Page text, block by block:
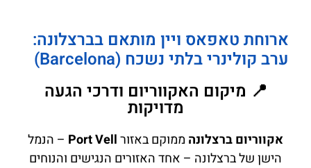
ארוחת טאפאס ויין מותאם בברצלונה:
ערב קולינרי בלתי נשכח (Barcelona)
📍 מיקום האקווריום ודרכי הגעה
מדויקות
אקווריום ברצלונה ממוקם באזורPort Vell – הנמל
הישן של ברצלונה – אחד האזורים הנגישים והנוחים